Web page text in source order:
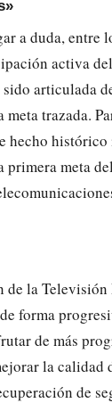
a duda, entre
activa
articulada
trazada.
hecho
meta
de la
forma
de más
la calidad
de